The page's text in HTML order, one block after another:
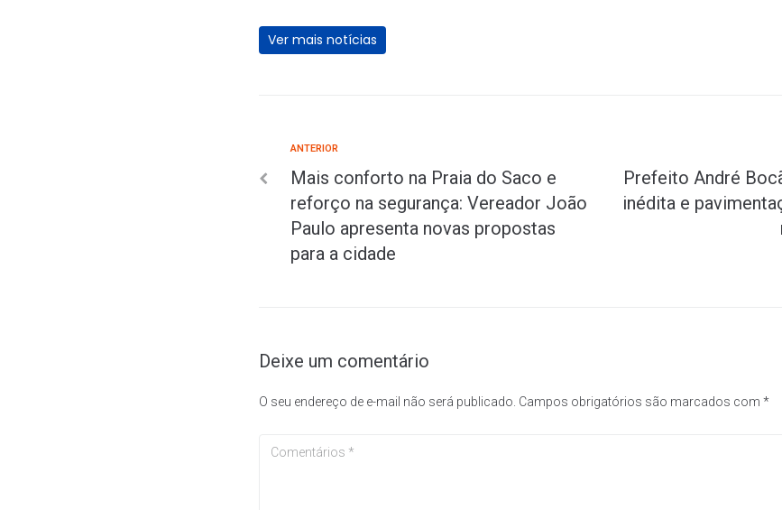
Ver mais notícias
ANTERIOR
Mais conforto na Praia do Saco e
reforço na segurança: Vereador João
Paulo apresenta novas propostas
para a cidade
Prefeito André
inédita e
Deixe um comentário
O seu endereço de e-mail não será publicado. Campos obrigatórios são marcados com *